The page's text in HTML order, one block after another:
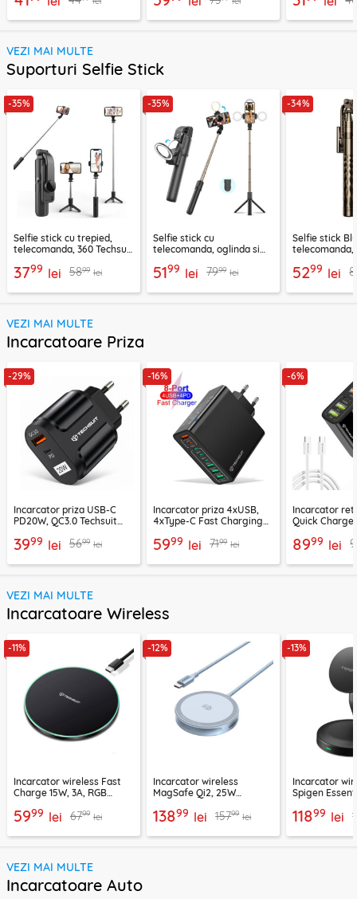
VEZI MAI MULTE
Suporturi Selfie Stick
-35%
Selfie stick cu trepied,
telecomanda, 360 Techsuit
3799 lei 5899 lei
-35%
Selfie stick cu
telecomanda, oglinda si
5199 lei 7999 lei
-34%
Selfie stick
telecomanda,
5299 lei
VEZI MAI MULTE
Incarcatoare Priza
-29%
Incarcator priza USB-C
PD20W, QC3.0 Techsuit
CHPD038
3999 lei 5699 lei
-16%
Incarcator priza 4xUSB,
4xType-C Fast Charging
negru, CHPD224
5999 lei 7199 lei
-6%
Incarcator
Quick Charge
CHC2
8999 lei
VEZI MAI MULTE
Incarcatoare Wireless
-11%
Incarcator wireless Fast
Charge 15W, 3A, RGB
CHWR031
5999 lei 6799 lei
-12%
Incarcator wireless
MagSafe Qi2, 25W
13899 lei 15799 lei
-13%
Incarcator
Spigen
11899 lei
VEZI MAI MULTE
Incarcatoare Auto